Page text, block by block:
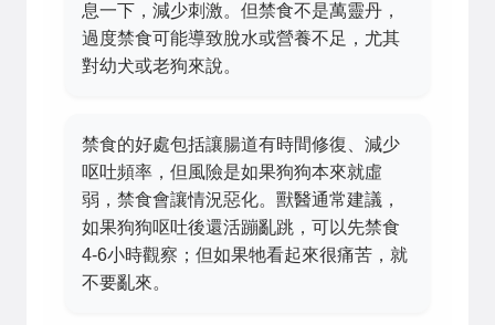
息一下，減少刺激。但禁食不是萬靈丹，
過度禁食可能導致脫水或營養不足，尤其
對幼犬或老狗來說。
禁食的好處包括讓腸道有時間修復、減少
呕吐頻率，但風險是如果狗狗本來就虛
弱，禁食會讓情況惡化。獸醫通常建議，
如果狗狗呕吐後還活蹦亂跳，可以先禁食
4-6小時觀察；但如果牠看起來很痛苦，就
不要亂來。